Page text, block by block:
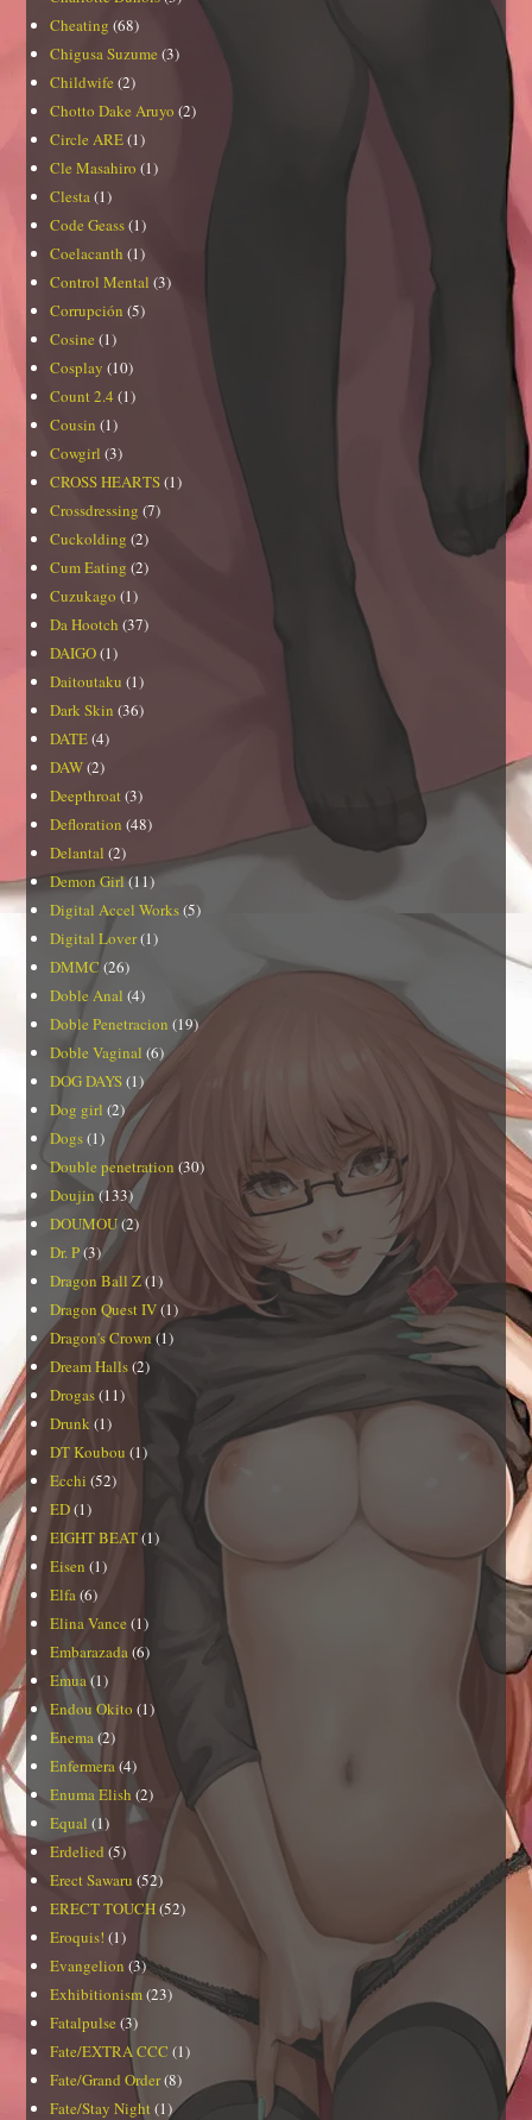
Cheating (68)
Chigusa Suzume (3)
Childwife (2)
Chotto Dake Aruyo (2)
Circle ARE(1)
Cle Masahiro (1)
Clesta (1)
Code Geass(1)
Coelacanth (1)
Control Mental (3)
Corrupción (5)
Cosine (1)
Cosplay (10)
Count 2.4 (1)
Cousin (1)
Cowgirl (3)
CROSS HEARTS(1)
Crossdressing (7)
Cuckolding (2)
Cum Eating (2)
Cuzukago (1)
Da Hootch (37)
DAIGO(1)
Daitoutaku (1)
Dark Skin (36)
DATE(4)
DAW(2)
Deepthroat (3)
Defloration (48)
Delantal (2)
Demon Girl(11)
Digital Accel Works(5)
Digital Lover(1)
DMMC (26)
Doble Anal (4)
Doble Penetracion (19)
Doble Vaginal (6)
DOG DAYS(1)
Dog girl (2)
Dogs(1)
Double penetration (30)
Doujin(133)
DOUMOU(2)
Dr. P(3)
Dragon Ball Z(1)
Dragon Quest IV(1)
Dragon's Crown(1)
Dream Halls(2)
Drogas(11)
Drunk (1)
DT Koubou (1)
Ecchi (52)
ED(1)
EIGHT BEAT(1)
Eisen (1)
Elfa (6)
Elina Vance (1)
Embarazada (6)
Emua(1)
Endou Okito (1)
Enema (2)
Enfermera (4)
Enuma Elish (2)
Equal (1)
Erdelied (5)
Erect Sawaru (52)
ERECT TOUCH(52)
Eroquis! (1)
Evangelion (3)
Exhibitionism (23)
Fatalpulse (3)
Fate/EXTRA CCC (1)
Fate/Grand Order(8)
Fate/Stay Night (1)